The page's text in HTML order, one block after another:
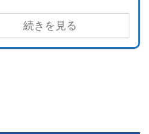
続きを見る